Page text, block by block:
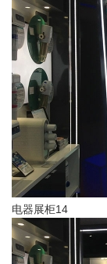
电器展柜14